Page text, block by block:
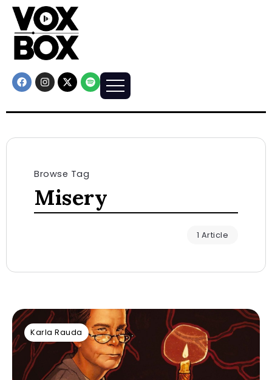
Browse Tag
Misery
1 Article
Karla Rauda